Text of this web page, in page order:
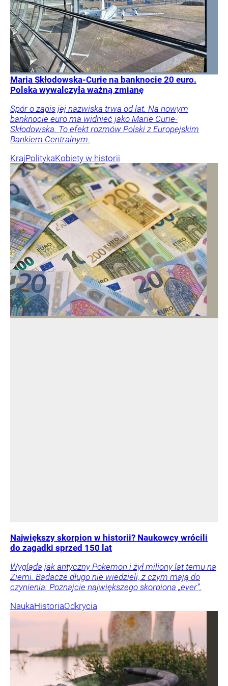
Maria Skłodowska-Curie na banknocie 20 euro.
Polska wywalczyła ważną zmianę
Spór o zapis jej nazwiska trwa od lat. Na nowym
banknocie euro ma widnieć jako Marie Curie-
Skłodowska. To efekt rozmów Polski z Europejskim
Bankiem Centralnym.
KrajPolitykaKobiety w historii
Największy skorpion w historii? Naukowcy wrócili
do zagadki sprzed 150 lat
Wygląda jak antyczny Pokemon i żył miliony lat temu na
Ziemi. Badacze długo nie wiedzieli, z czym mają do
czynienia. Poznajcie największego skorpiona „ever”.
NaukaHistoriaOdkrycia